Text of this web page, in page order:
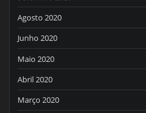
Agosto 2020
Junho 2020
Maio 2020
Abril 2020
Março 2020